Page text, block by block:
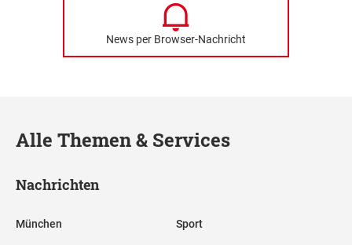
News per Browser-Nachricht
Alle Themen & Services
Nachrichten
München Sport